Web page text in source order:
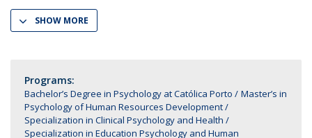
SHOW MORE
Programs:
Bachelor’s Degree in Psychology at Católica Porto
Master’s in
Psychology of Human Resources Development
Specialization in Clinical Psychology and Health
Specialization in Education Psychology and Human